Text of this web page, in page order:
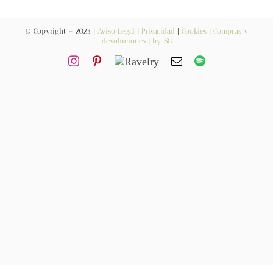
Contacto
Newsletter
© Copyright – 2023 | Aviso Legal Privacidad Cookies| Compras y
devoluciones| by SG